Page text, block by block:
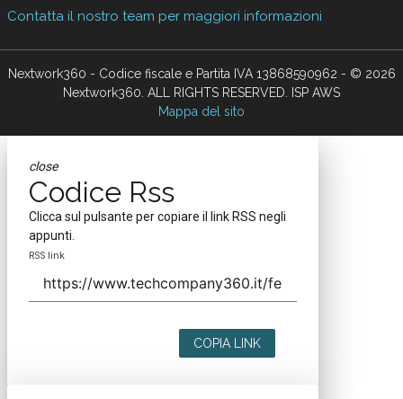
Contatta il nostro team per maggiori informazioni
Nextwork360 - Codice fiscale e Partita IVA 13868590962 - © 2026
Nextwork360. ALL RIGHTS RESERVED. ISP AWS
Mappa del sito
close
Codice Rss
Clicca sul pulsante per copiare il link RSS negli
appunti.
RSS link
COPIA LINK